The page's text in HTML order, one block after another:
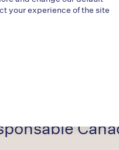
veuillez
your experience of the site